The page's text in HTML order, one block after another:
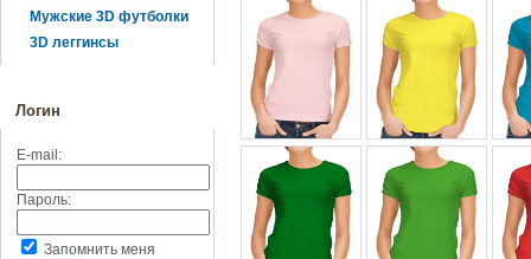
Мужские 3D футболки
3D леггинсы
Логин
E-mail:
Пароль:
Запомнить меня